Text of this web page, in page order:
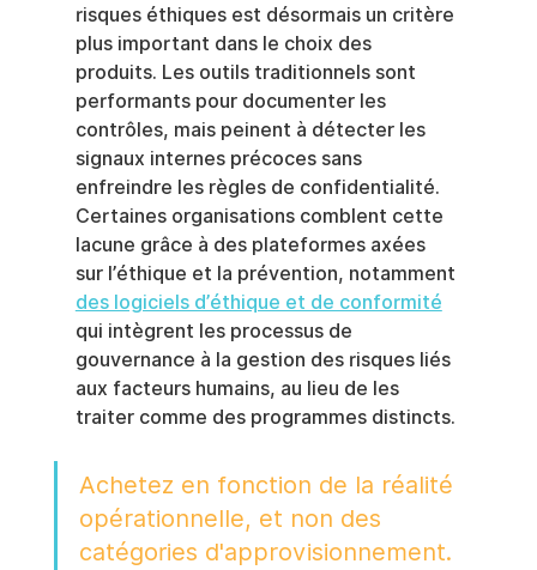
risques éthiques est désormais un critère
plus important dans le choix des
produits. Les outils traditionnels sont
performants pour documenter les
contrôles, mais peinent à détecter les
signaux internes précoces sans
enfreindre les règles de confidentialité.
Certaines organisations comblent cette
lacune grâce à des plateformes axées
sur l’éthique et la prévention, notamment
des logiciels d’éthique et de conformité
qui intègrent les processus de
gouvernance à la gestion des risques liés
aux facteurs humains, au lieu de les
traiter comme des programmes distincts.
Achetez en fonction de la réalité
opérationnelle, et non des
catégories d'approvisionnement.